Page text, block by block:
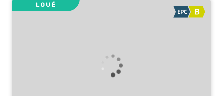
LOUÉ